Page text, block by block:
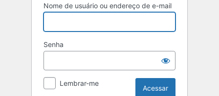
Nome de usuário ou endereço de e-mail
Senha
Lembrar-me